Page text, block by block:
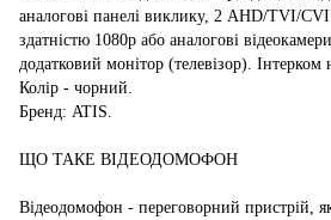
аналогові панелі виклику, 2 AHD/TVI/
здатністю 1080p або аналогові
додатковий монітор (телевізор). Інтерком
Колір - чорний.
Бренд: ATIS.
ЩО ТАКЕ ВІДЕОДОМОФОН
Відеодомофон - переговорний пристрій,